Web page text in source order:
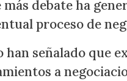
más debate ha
proceso de
han señalado que
a